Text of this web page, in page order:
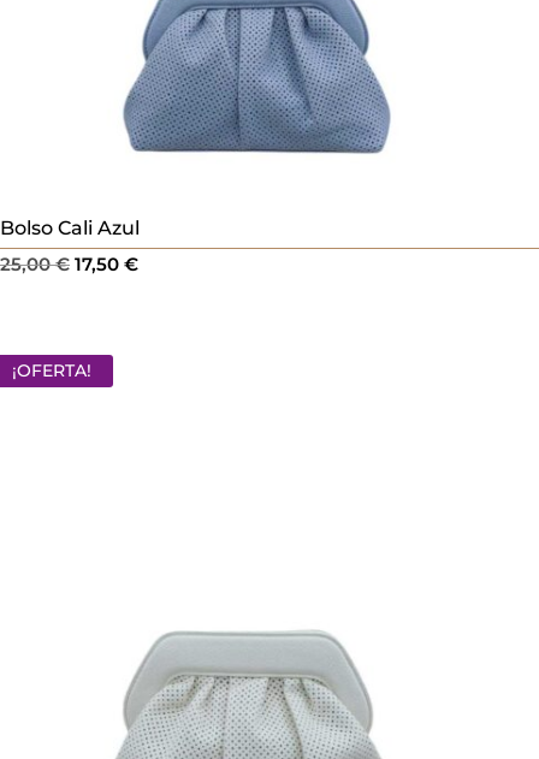
Bolso Cali Azul
25,00€ El
era:
25,00 €.
17,50 €El
¡OFERTA!